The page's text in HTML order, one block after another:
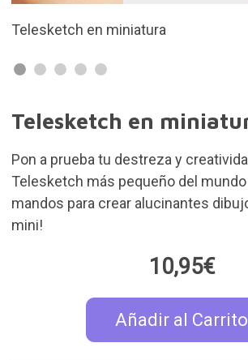
Mide solo 4,5 cm de
Telesketch en
Pon a prueba tu destreza y
Telesketch más pequeño del mundo
mandos para crear alucinantes
mini!
10,95€
Añadir al Carrito